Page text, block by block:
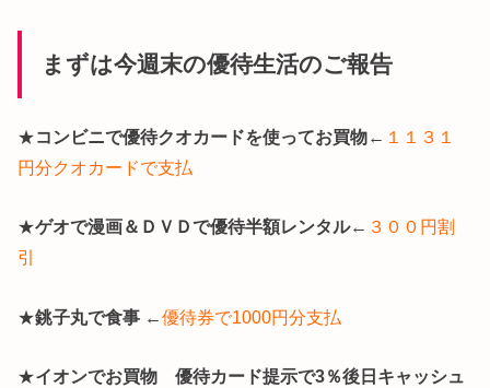
まずは今週末の優待生活のご報告
★コンビニで優待クオカードを使ってお買物← １１３１
円分クオカードで支払
★ゲオで漫画＆ＤＶＤで優待半額レンタル← ３００円割
引
★銚子丸で食事 ←優待券で1000円分支払
★イオンでお買物 優待カード提示で3％後日キャッシュ